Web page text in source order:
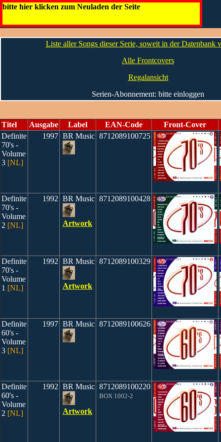
bitte hier klicken zum Neuladen der Seite
Definite 60's / 70's [NL]
Liste aller Songs dieser Serie, soweit in der Datenbank
Alle Frontcovers
Regalansicht
Serien-Abonnement: bitte einloggen
Titel Ausgabe Label EAN-Code
Front-Cover
Definite
70's -
Volume
3 [NL]
1997 BR Music 8712089100725
Definite
70's -
Volume
2 [NL]
1992 BR Music
Artwork
8712089100428
Definite
70's -
Volume
1 [NL]
1992 BR Music
Artwork
8712089100329
Definite
60's -
Volume
3 [NL]
1997 BR Music 8712089100626
Definite
60's -
Volume
2 [NL]
1992 BR Music
Artwork
8712089100220
BOX 1002-2